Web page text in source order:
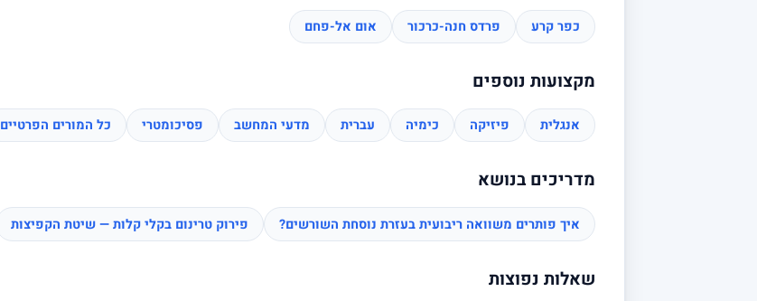
כפר קרע פרדס חנה-כרכור אום אל-פחם
מקצועות נוספים
אנגלית פיזיקה כימיה עברית מדעי המחשב פסיכומטרי כל המורים הפרטיים
מדריכים בנושא
איך פותרים משוואה ריבועית בעזרת נוסחת השורשים? פירוק טרינום בקלי קלות — שיטת הקפיצות
שאלות נפוצות